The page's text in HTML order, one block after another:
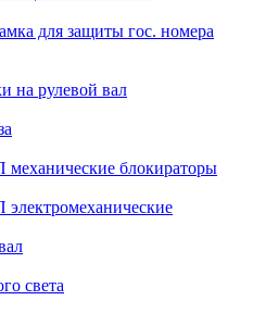
для защиты гос. номера
на рулевой вал
блокираторы
света